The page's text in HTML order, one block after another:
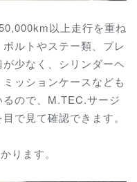
以上走行を重ね
ボルトやステー類、 プレ
少なく、シリンダーヘ
ッションケースなども
ので、 M.TEC.サージ
で見て確認できます。
ります。